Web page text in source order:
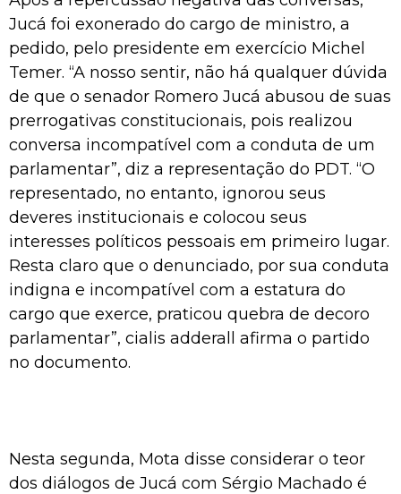
Jucá foi exonerado do cargo de ministro, a
pedido, pelo presidente em exercício Michel
Temer. “A nosso sentir, não há qualquer dúvida
de que o senador Romero Jucá abusou de suas
prerrogativas constitucionais, pois realizou
conversa incompatível com a conduta de um
parlamentar”, diz a representação do PDT. “O
representado, no entanto, ignorou seus
deveres institucionais e colocou seus
interesses políticos pessoais em primeiro lugar.
Resta claro que o denunciado, por sua conduta
indigna e incompatível com a estatura do
cargo que exerce, praticou quebra de decoro
parlamentar”, cialis adderall afirma o partido
no documento.
Nesta segunda, Mota disse considerar o teor
dos diálogos de Jucá com Sérgio Machado é